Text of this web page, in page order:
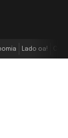
Lado oa!